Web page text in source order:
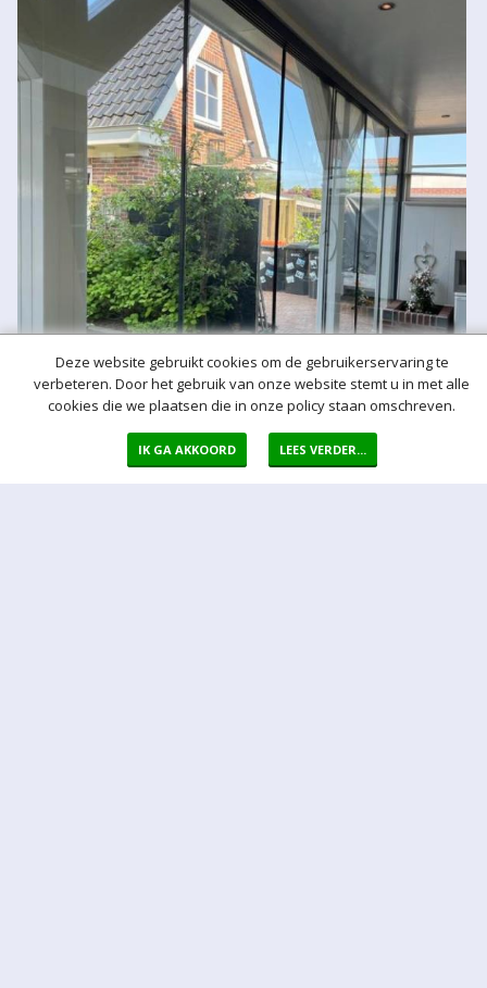
Deze website gebruikt cookies om de gebruikerservaring te
verbeteren. Door het gebruik van onze website stemt u in met alle
cookies die we plaatsen die in onze policy staan omschreven.
IK GA AKKOORD LEES VERDER...